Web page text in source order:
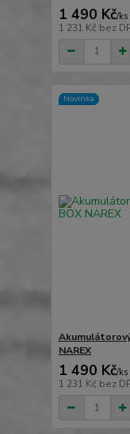
1 490 Kč/ks
1 231 Kč bez
Novinka
Akumulátorový
NAREX
1 490 Kč/ks
1 231 Kč bez